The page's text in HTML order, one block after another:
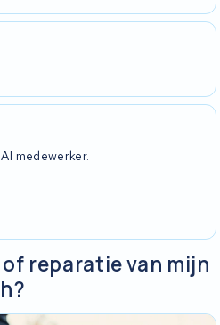
medewerker.
reparatie van mijn